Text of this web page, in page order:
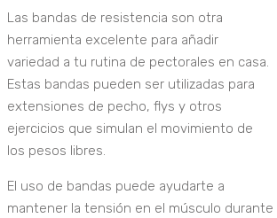
Las bandas de resistencia son otra
herramienta excelente para añadir
variedad a tu rutina de pectorales en casa.
Estas bandas pueden ser utilizadas para
extensiones de pecho, flys y otros
ejercicios que simulan el movimiento de
los pesos libres.
El uso de bandas puede ayudarte a
mantener la tensión en el músculo durante